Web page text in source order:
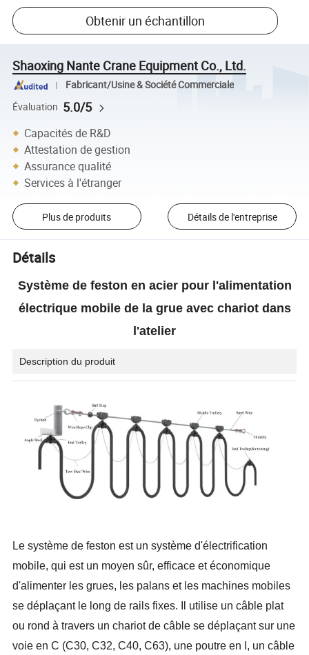
Obtenir un échantillon
Shaoxing Nante Crane Equipment Co., Ltd.
Fabricant/Usine & Société Commerciale
Évaluation 5.0/5
Capacités de R&D
Attestation de gestion
Assurance qualité
Services à l'étranger
Plus de produits Détails de l'entreprise
Détails
Système de feston en acier pour l'alimentation
électrique mobile de la grue avec chariot dans
l'atelier
Description du produit
Le système de feston est un système d'électrification
mobile, qui est un moyen sûr, efficace et économique
d'alimenter les grues, les palans et les machines mobiles
se déplaçant le long de rails fixes. Il utilise un câble plat
ou rond à travers un chariot de câble se déplaçant sur une
voie en C (C30, C32, C40, C63), une poutre en I, un câble